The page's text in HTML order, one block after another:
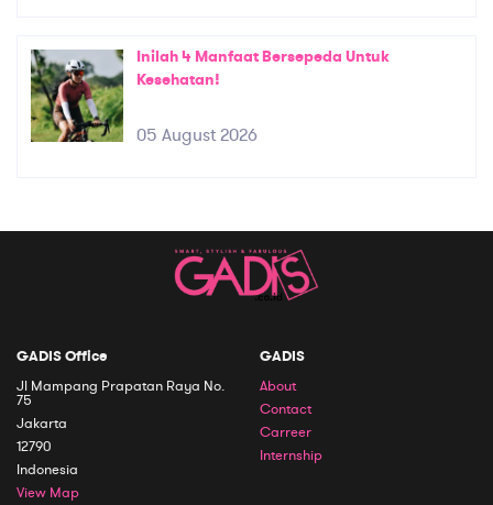
Inilah 4 Manfaat Bersepeda Untuk
Kesehatan!
05 August 2026
GADIS Office
Jl Mampang Prapatan Raya No.
75
Jakarta
12790
Indonesia
View Map
GADIS
About
Contact
Carreer
Internship